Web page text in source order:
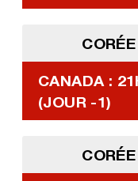
CANADA :
(JOUR -1)